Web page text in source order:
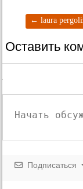
← laura
Оставить
Подписаться